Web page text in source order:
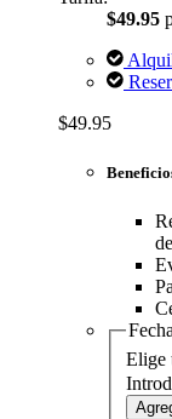
$49.95
$49.95
Elige